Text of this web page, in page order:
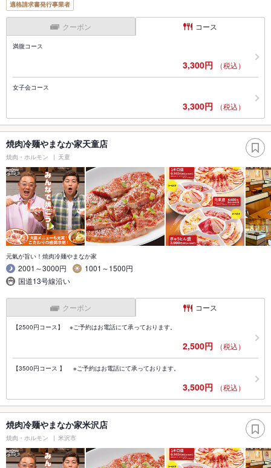
適格請求書発行事業者
クーポン コース
満腹コース
3,300円 （税込）
女子会コース
3,300円 （税込）
焼肉冷麺やまなか家天童店
焼肉・ホルモン 天童
元氣が旨い！焼肉冷麺やまなか家
2001～3000円
1001～1500円
国道13号線沿い
クーポン コース
【2500円コース】 ※ご予約はお電話にて承っております。
2,500円 （税込）
【3500円コース 】 ※ご予約はお電話にて承っております。
3,500円 （税込）
焼肉冷麺やまなか家米沢店
焼肉・ホルモン 米沢市